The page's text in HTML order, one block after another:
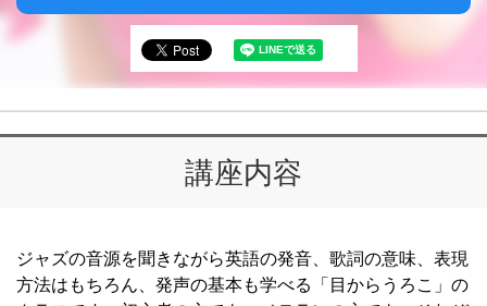
講座内容
ジャズの音源を聞きながら英語の発音、歌詞の意味、表現
方法はもちろん、発声の基本も学べる「目からうろこ」の